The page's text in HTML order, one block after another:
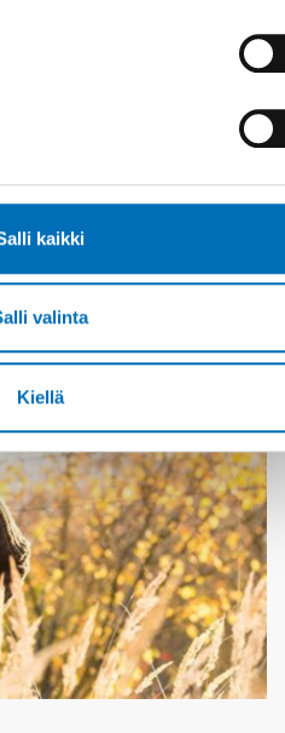
kaikki
valinta
Kiellä
en trygg digital